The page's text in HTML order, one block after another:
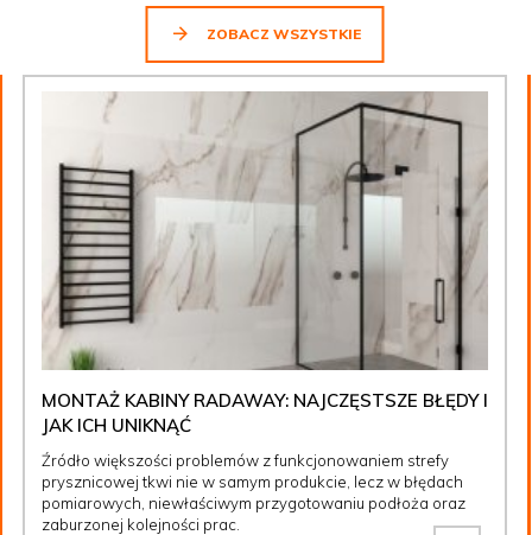
ZOBACZ WSZYSTKIE
MONTAŻ KABINY RADAWAY: NAJCZĘSTSZE BŁĘDY I
JAK ICH UNIKNĄĆ
Źródło większości problemów z funkcjonowaniem strefy
prysznicowej tkwi nie w samym produkcie, lecz w błędach
pomiarowych, niewłaściwym przygotowaniu podłoża oraz
zaburzonej kolejności prac.